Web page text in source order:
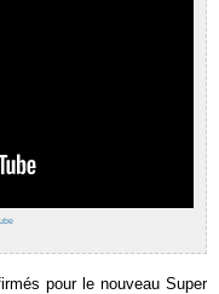
pour le nouveau Super